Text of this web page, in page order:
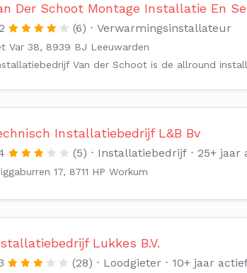
Der Schoot Montage Installatie En
(6) Verwarmingsinstallateur
Var 38, 8939 BJ Leeuwarden
Van der Schoot is de allround
Installatiebedrijf L&B Bv
(5) Installatiebedrijf 25+ jaar
17, 8711 HP Workum
Lukkes B.V.
(28) Loodgieter 10+ jaar